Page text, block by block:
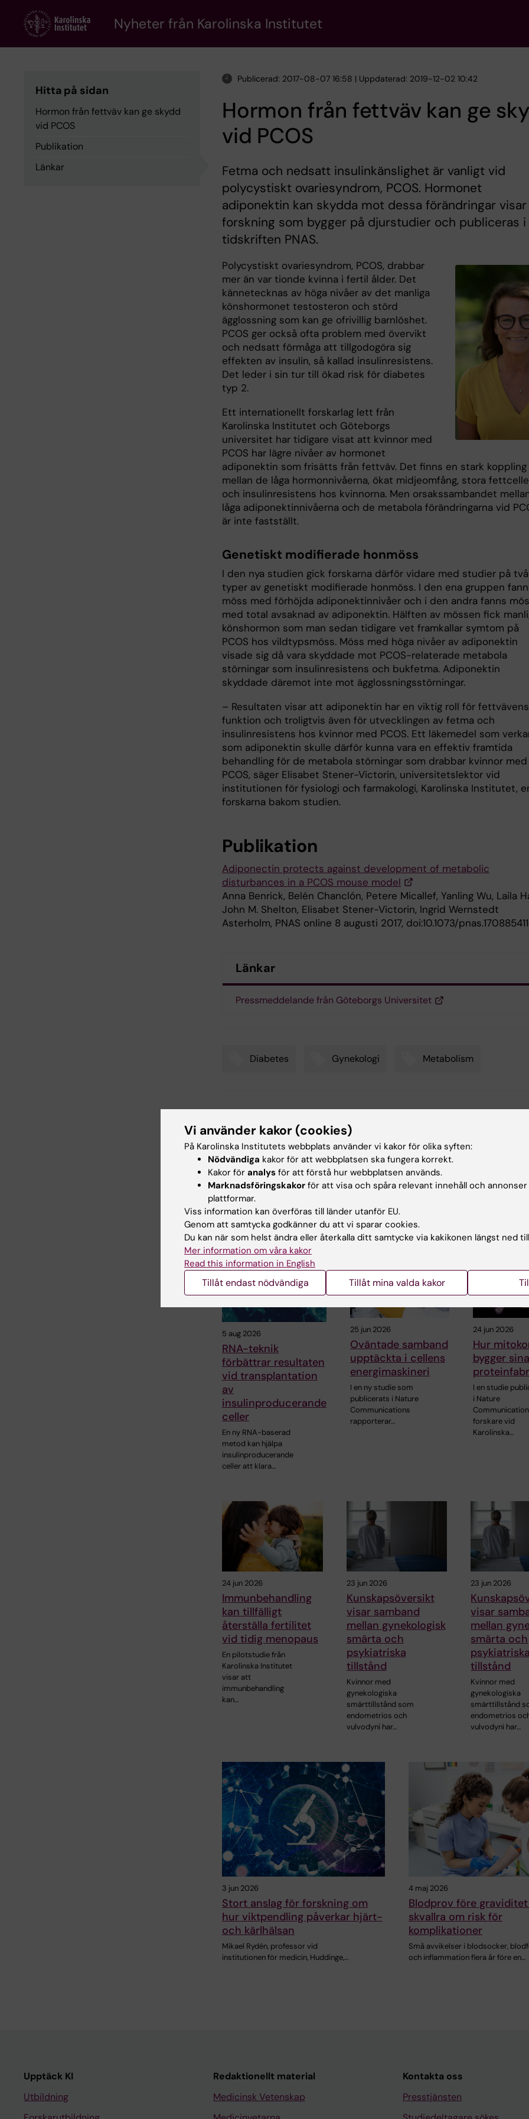
content
Nyheter från Karolinska Institutet
Hitta på sidan
Hormon från fettväv kan ge skydd
vid PCOS
Publikation
Länkar
Publicerad: 2017-08-07 16:58 | Uppdaterad: 2019-12-02 10:42
Hormon från fettväv kan ge
vid PCOS
Fetma och nedsatt insulinkänslighet är vanligt vid
polycystiskt ovariesyndrom, PCOS. Hormonet
adiponektin kan skydda mot dessa förändringar
forskning som bygger på djurstudier och publiceras i
tidskriften PNAS.
Polycystiskt ovariesyndrom, PCOS, drabbar
mer än var tionde kvinna i fertil ålder. Det
kännetecknas av höga nivåer av det manliga
könshormonet testosteron och störd
ägglossning som kan ge ofrivillig barnlöshet.
PCOS ger också ofta problem med övervikt
och nedsatt förmåga att tillgodogöra sig
effekten av insulin, så kallad insulinresistens.
Det leder i sin tur till ökad risk för diabetes
typ 2.
Ett internationellt forskarlag lett från
Karolinska Institutet och Göteborgs
universitet har tidigare visat att kvinnor med
PCOS har lägre nivåer av hormonet
adiponektin som frisätts från fettväv. Det finns en stark koppling
mellan de låga hormonnivåerna, ökat midjeomfång, stora
och insulinresistens hos kvinnorna. Men orsakssambandet
låga adiponektinnivåerna och de metabola förändringarna vid
är inte fastställt.
Genetiskt modifierade honmöss
I den nya studien gick forskarna därför vidare med studier på två
typer av genetiskt modifierade honmöss. I den ena gruppen
möss med förhöjda adiponektinnivåer och i den andra fanns
med total avsaknad av adiponektin. Hälften av mössen fick
könshormon som man sedan tidigare vet framkallar symtom på
PCOS hos vildtypsmöss. Möss med höga nivåer av adiponektin
visade sig då vara skyddade mot PCOS-relaterade metabola
störningar som insulinresistens och bukfetma. Adiponektin
skyddade däremot inte mot ägglossningsstörningar.
– Resultaten visar att adiponektin har en viktig roll för fettvävens
funktion och troligtvis även för utvecklingen av fetma och
insulinresistens hos kvinnor med PCOS. Ett läkemedel som
som adiponektin skulle därför kunna vara en effektiv framtida
behandling för de metabola störningar som drabbar kvinnor med
PCOS, säger Elisabet Stener-Victorin, universitetslektor vid
institutionen för fysiologi och farmakologi, Karolinska Institutet,
forskarna bakom studien.
Publikation
Adiponectin protects against development of metabolic
disturbances in a PCOS mouse model
Anna Benrick, Belén Chanclón, Petere Micallef, Yanling Wu, Laila
John M. Shelton, Elisabet Stener-Victorin, Ingrid Wernstedt
Asterholm, PNAS online 8 augusti 2017, doi:10.1073/
Länkar
Pressmeddelande från Göteborgs Universitet
Diabetes Gynekologi Metabolism
Charlotte Brandt 2019-12-02
Dela
Relaterade artiklar
5 aug 2026
RNA-teknik
förbättrar resultaten
vid transplantation
av
insulinproducerande
celler
En ny RNA-baserad
metod kan hjälpa
insulinproducerande
celler att klara…
25 jun 2026
Oväntade samband
upptäckta i cellens
energimaskineri
I en ny studie som
publicerats i Nature
Communications
rapporterar…
24 jun 2026
Hur
bygger sina
I en studie
i Nature
forskare vid
Karolinska…
24 jun 2026
Immunbehandling
kan tillfälligt
återställa fertilitet
vid tidig menopaus
En pilotstudie från
Karolinska Institutet
visar att
immunbehandling
kan…
23 jun 2026
Kunskapsöversikt
visar samband
mellan gynekologisk
smärta och
psykiatriska
tillstånd
Kvinnor med
gynekologiska
smärttillstånd som
endometrios och
vulvodyni har…
23 jun 2026
visar
mellan
smärta och
psykiatriska
tillstånd
Kvinnor med
gynekologiska
smärttillstånd
endometrios
vulvodyni har…
3 jun 2026
Stort anslag för forskning om
hur viktpendling påverkar hjärt-
och kärlhälsan
Mikael Rydén, professor vid
institutionen för medicin, Huddinge,…
4 maj 2026
Blodprov före
skvallra om risk för
komplikationer
Små avvikelser i blodsocker,
och inflammation flera år före en…
Upptäck KI
Utbildning
Redaktionellt material
Medicinsk Vetenskap
Kontakta oss
Presstjänsten
Vi använder kakor (cookies)
På Karolinska Institutets webbplats använder vi kakor för olika syften:
Nödvändiga kakor för att webbplatsen ska fungera korrekt.
Kakor för analys för att förstå hur webbplatsen används.
Marknadsföringskakor för att visa och spåra relevant innehåll och
plattformar.
Viss information kan överföras till länder utanför EU.
Genom att samtycka godkänner du att vi sparar cookies.
Du kan när som helst ändra eller återkalla ditt samtycke via kakikonen längst ned
Mer information om våra kakor
Read this information in English
Tillåt endast nödvändiga Tillåt mina valda kakor